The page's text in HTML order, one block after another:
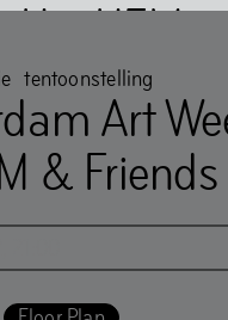
Het HEM
…
tentoonstelling
Art
& Friends